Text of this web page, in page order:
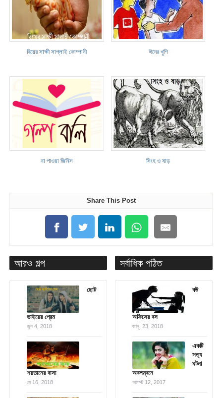
বিয়ের সাক্ষী সাপ্লাই কোম্পানী ঈদের খুশি
না পাওয়া জিনিস সিংহ ও ষাড়
Share This Post
আরও গল্প
ছোট
ভাইয়ের প্রেম
জুন 4, 2018
শয়তানের বাসা
মে 16, 2018
সর্বাধিক পঠিত
বউ
অফিসের বস
জানু. 23, 2018
একটি
সত্য
ঘটনা
অবলম্বনে
আগস্ট 12, 2017